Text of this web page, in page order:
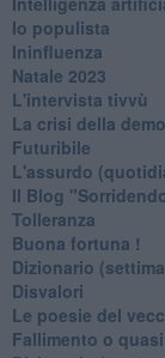
Io populista
Ininfluenza
Natale 2023
L'intervista tivvù
La crisi della
Futuribile
L'assurdo
Il Blog
Tolleranza
Buona fortuna !
​Dizionario
Disvalori
Le poesie del
Fallimento o